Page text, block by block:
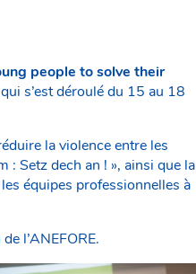
people to solve their
qui s’est déroulé du 15 au 18
la violence entre les
: Setz dech an ! », ainsi que la
équipes professionnelles à
l’ANEFORE.